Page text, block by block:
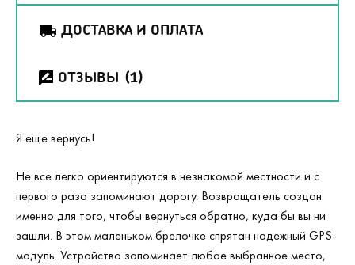
ДОСТАВКА И ОПЛАТА
ОТЗЫВЫ (1)
Я еще вернусь!
Не все легко ориентируются в незнакомой местности и с
первого раза запоминают дорогу. Возвращатель создан
именно для того, чтобы вернуться обратно, куда бы вы ни
зашли. В этом маленьком брелочке спрятан надежный GPS-
модуль. Устройство запоминает любое выбранное место,